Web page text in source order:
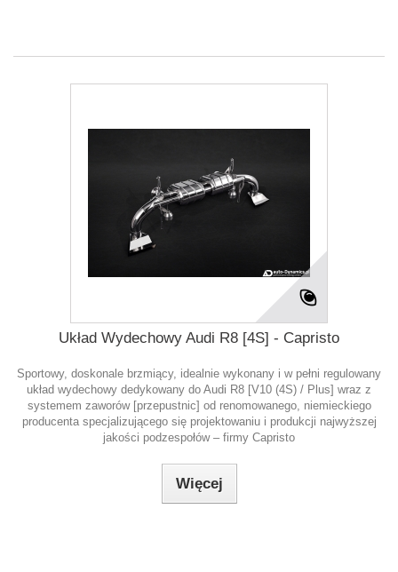
Układ Wydechowy Audi R8 [4S] - Capristo
Sportowy, doskonale brzmiący, idealnie wykonany i w pełni regulowany
układ wydechowy dedykowany do Audi R8 [V10 (4S) / Plus] wraz z
systemem zaworów [przepustnic] od renomowanego, niemieckiego
producenta specjalizującego się projektowaniu i produkcji najwyższej
jakości podzespołów – firmy Capristo
Więcej